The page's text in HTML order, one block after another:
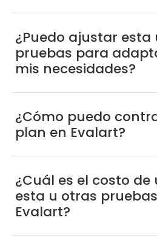
¿Puedo ajustar esta
pruebas para
mis necesidades?
¿Cómo puedo
plan en Evalart?
¿Cuál es el costo de
esta u otras
Evalart?